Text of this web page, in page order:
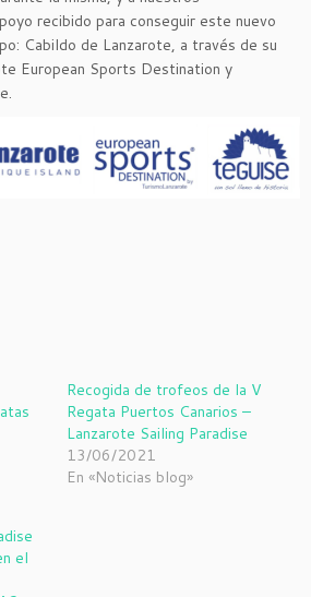
recibido para conseguir este nuevo
Cabildo de Lanzarote, a través de su
European Sports Destination y
Recogida de trofeos de la V
Regata Puertos Canarios –
Lanzarote Sailing Paradise
13/06/2021
En «Noticias blog»
el